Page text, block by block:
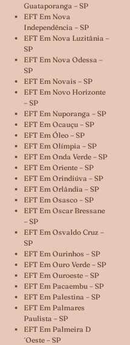
Guataporanga – SP
EFT Em Nova
Independência – SP
EFT Em Nova Luzitânia –
SP
EFT Em Nova Odessa –
SP
EFT Em Novais – SP
EFT Em Novo Horizonte
– SP
EFT Em Nuporanga – SP
EFT Em Ocauçu – SP
EFT Em Óleo – SP
EFT Em Olímpia – SP
EFT Em Onda Verde – SP
EFT Em Oriente – SP
EFT Em Orindiúva – SP
EFT Em Orlândia – SP
EFT Em Osasco – SP
EFT Em Oscar Bressane
– SP
EFT Em Osvaldo Cruz –
SP
EFT Em Ourinhos – SP
EFT Em Ouro Verde – SP
EFT Em Ouroeste – SP
EFT Em Pacaembu – SP
EFT Em Palestina – SP
EFT Em Palmares
Paulista – SP
EFT Em Palmeira D
´oeste – SP